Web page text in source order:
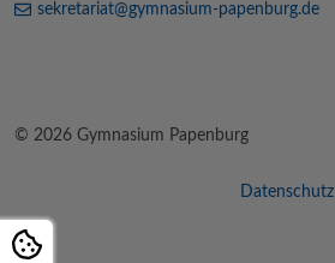
sekretariat@gymnasium-papenburg.de
© 2026 Gymnasium Papenburg
Datenschutz